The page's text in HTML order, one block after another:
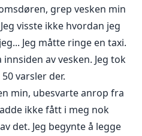
grep vesken min
visste ikke hvordan jeg
Jeg måtte ringe en taxi.
av vesken. Jeg tok
varsler der.
min, ubesvarte anrop fra
ikke fått i meg nok
det. Jeg begynte å legge